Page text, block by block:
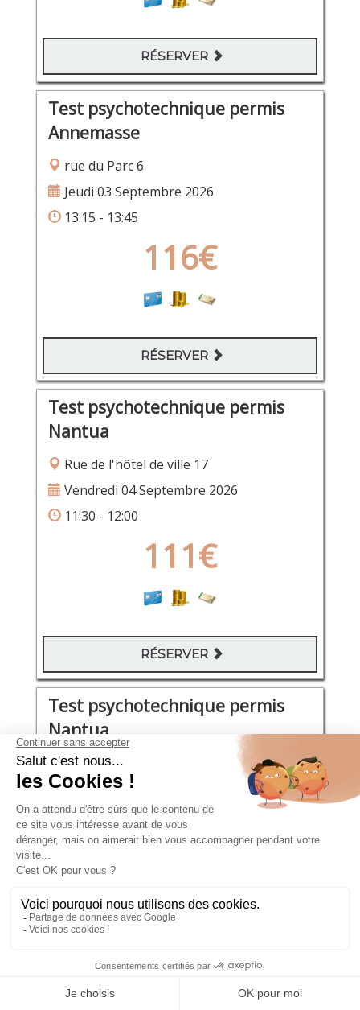
RÉSERVER
Test psychotechnique permis
Annemasse
rue du Parc 6
Jeudi 03 Septembre 2026
13:15 - 13:45
116€
RÉSERVER
Test psychotechnique permis
Nantua
Rue de l'hôtel de ville 17
Vendredi 04 Septembre 2026
11:30 - 12:00
111€
RÉSERVER
Test psychotechnique permis
Nantua
Rue de l'hôtel de ville 17
Vendredi 04 Septembre 2026
10:45 - 11:30
111€
Test psychotechnique permis